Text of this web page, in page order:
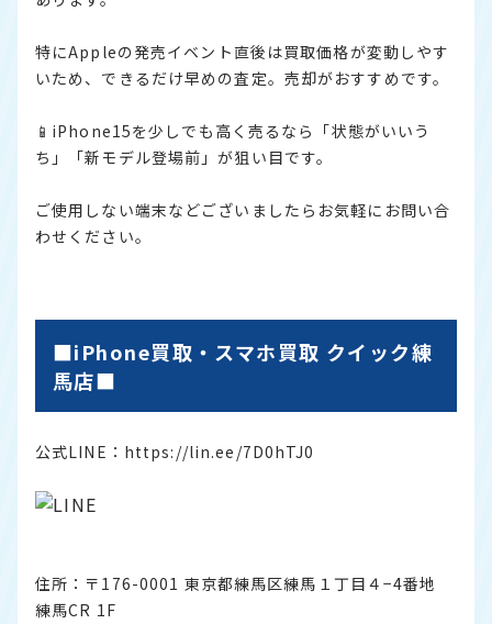
特にAppleの発売イベント直後は買取価格が変動しやす
いため、できるだけ早めの査定。売却がおすすめです。
📱iPhone15を少しでも高く売るなら「状態がいいう
ち」「新モデル登場前」が狙い目です。
ご使用しない端末などございましたらお気軽にお問い合
わせください。
■iPhone買取・スマホ買取 クイック練
馬店■
公式LINE： https://lin.ee/7D0hTJ0
住所：〒176-0001 東京都練馬区練馬１丁目４−4番地
練馬CR 1F